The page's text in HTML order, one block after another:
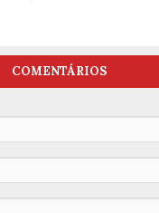
COMENTÁRIOS